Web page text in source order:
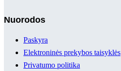
Nuorodos
Paskyra
Elektroninės prekybos taisyklės
Privatumo politika